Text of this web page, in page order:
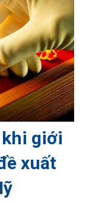
khi giới
xuất